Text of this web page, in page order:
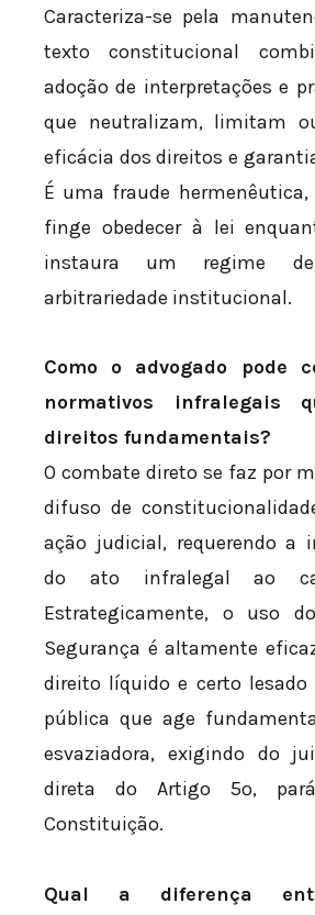
Caracteriza-se pela
texto constitucional
adoção de interpretações e
que neutralizam, limitam
eficácia dos direitos e
É uma fraude hermenêutica,
finge obedecer à lei
instaura um regime
arbitrariedade institucional.
Como o advogado pode
normativos infralegais
direitos fundamentais?
O combate direto se faz por
difuso de
ação judicial, requerendo a
do ato infralegal ao
Estrategicamente, o uso
Segurança é altamente
direito líquido e certo lesado
pública que age
esvaziadora, exigindo do
direta do Artigo 5º,
Constituição.
Qual a diferença